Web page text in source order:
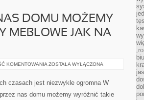
DOMU MOŻEMY
MEBLOWE JAK NA
KOMENTOWANIA W
NAS
DOMU
WYRÓŻNIĆ
ZOSTAŁA WYŁĄCZONA
czasach jest niezwykle ogromna W
nas domu możemy wyróżnić takie